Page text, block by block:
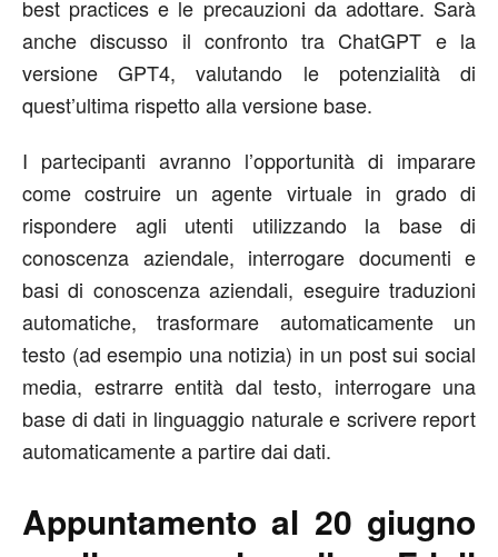
best practices e le precauzioni da adottare. Sarà
anche discusso il confronto tra ChatGPT e la
versione GPT4, valutando le potenzialità di
quest’ultima rispetto alla versione base.
I partecipanti avranno l’opportunità di imparare
come costruire un agente virtuale in grado di
rispondere agli utenti utilizzando la base di
conoscenza aziendale, interrogare documenti e
basi di conoscenza aziendali, eseguire traduzioni
automatiche, trasformare automaticamente un
testo (ad esempio una notizia) in un post sui social
media, estrarre entità dal testo, interrogare una
base di dati in linguaggio naturale e scrivere report
automaticamente a partire dai dati.
Appuntamento al 20 giugno